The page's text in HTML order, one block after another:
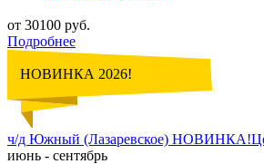
от 30100 руб.
Подробнее
НОВИНКА 2026!
ч/д Южный (Лазаревское)
июнь - сентябрь